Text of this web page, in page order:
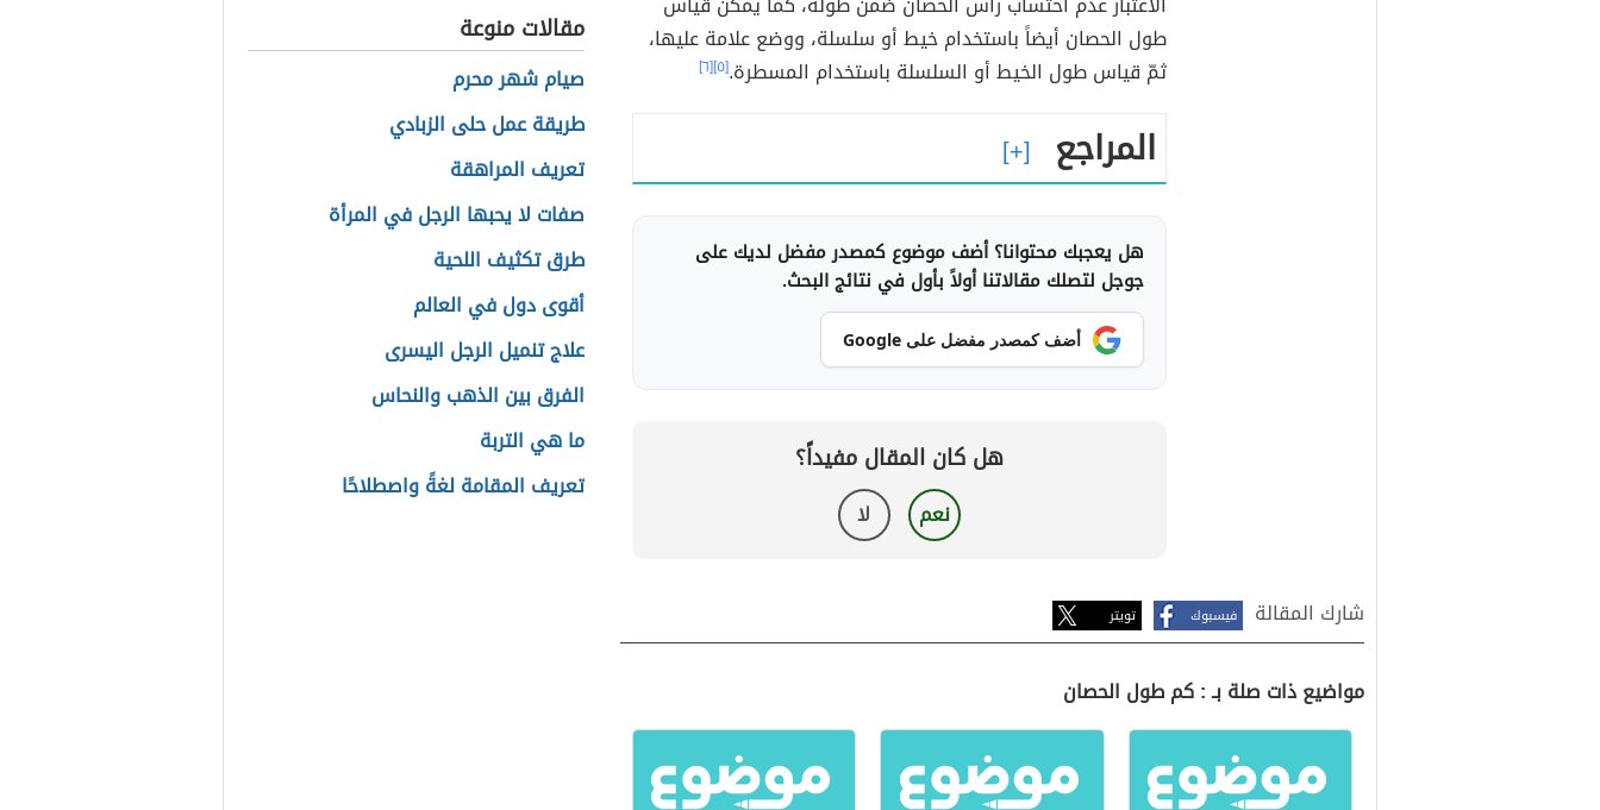
طول الحصان أيضاً باستخدام خيط أو سلسلة، ووضع علامة عليها،
ثمّ قياس طول الخيط أو السلسلة باستخدام المسطرة.[٥] [٦]
المراجع
هل يعجبك محتوانا؟ أضف موضوع كمصدر مفضل لديك على
جوجل لتصلك مقالاتنا أولاً بأول في نتائج البحث.
أضف كمصدر مفضل على Google
هل كان المقال مفيداً؟
نعم لا
شارك المقالة فيسبوك تويتر
مواضيع ذات صلة بـ : كم طول الحصان
مقالات منوعة
صيام شهر محرم
طريقة عمل حلى الزبادي
تعريف المراهقة
صفات لا يحبها الرجل في المرأة
طرق تكثيف اللحية
أقوى دول في العالم
علاج تنميل الرجل اليسرى
الفرق بين الذهب والنحاس
ما هي التربة
تعريف المقامة لغةً واصطلاحًا